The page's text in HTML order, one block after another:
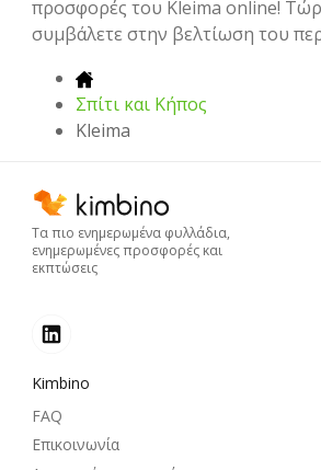
προσφορές του Kleima online!
συμβάλετε στην βελτίωση του
Σπίτι και Κήπος
Kleima
Τα πιο ενημερωμένα φυλλάδια,
ενημερωμένες προσφορές και
εκπτώσεις
Kimbino
FAQ
Επικοινωνία